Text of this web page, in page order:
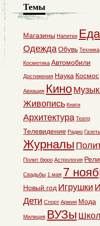
Темы
Магазины Напитки Еда
ОдеждаОбувь Техника
Косметика Автомобили
Достижения Наука Космос
Авиация Кино
Живопись Книги
Архитектура Театр
Телевидение Радио
Журналы
Полит бюро Астрология
Свадьбы 1 мая 7
Новый год Игрушки
Дети Спорт Армия Мода
Милиция ВУЗы